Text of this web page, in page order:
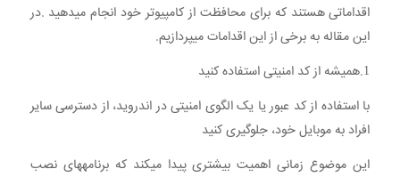
اقداماتی هستند که برای محافظت از کامپیوتر خود انجام میدهید .در
این مقاله به برخی از این اقدامات میپردازیم.
1.همیشه از کد امنیتی استفاده کنید
با استفاده از کد عبور یا یک الگوی امنیتی در اندروید، از دسترسی سایر
افراد به موبایل خود، جلوگیری کنید
این موضوع زمانی اهمیت بیشتری پیدا میکند که برنامههای نصب